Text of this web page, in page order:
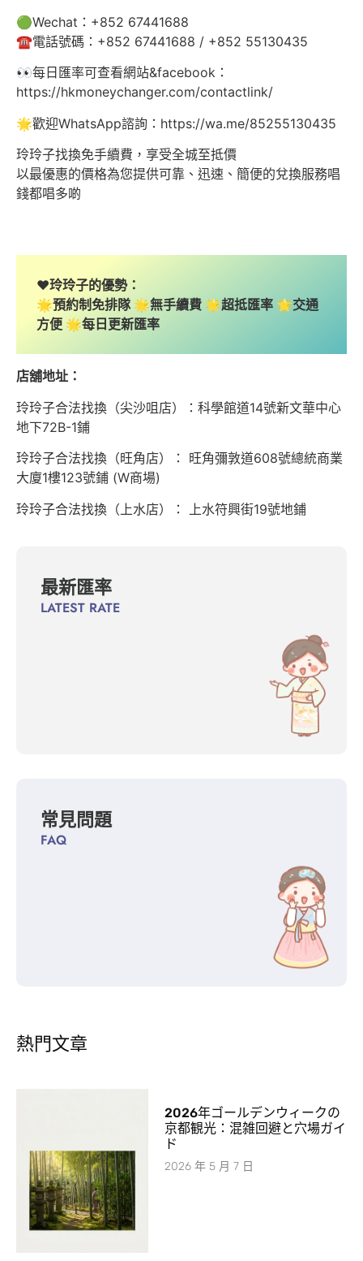
🟢Wechat：+852 67441688
☎️電話號碼：+852 67441688 / +852 55130435
👀每日匯率可查看網站&facebook：
https://hkmoneychanger.com/contactlink/
🌟歡迎WhatsApp諮詢：https://wa.me/85255130435
玲玲子找換免手續費，享受全城至抵價
以最優惠的價格為您提供可靠、迅速、簡便的兌換服務唱
錢都唱多啲
❤️玲玲子的優勢：
🌟預約制免排隊 🌟無手續費 🌟超抵匯率 🌟交通
方便 🌟每日更新匯率
店舖地址：
玲玲子合法找換（尖沙咀店）：科學館道14號新文華中心
地下72B-1鋪
玲玲子合法找換（旺角店）： 旺角彌敦道608號總統商業
大廈1樓123號鋪 (W商場)
玲玲子合法找換（上水店）： 上水符興街19號地鋪
最新匯率
LATEST RATE
常見問題
FAQ
熱門文章
2026年ゴールデンウィークの
京都観光：混雑回避と穴場ガイ
ド
2026 年 5 月 7 日